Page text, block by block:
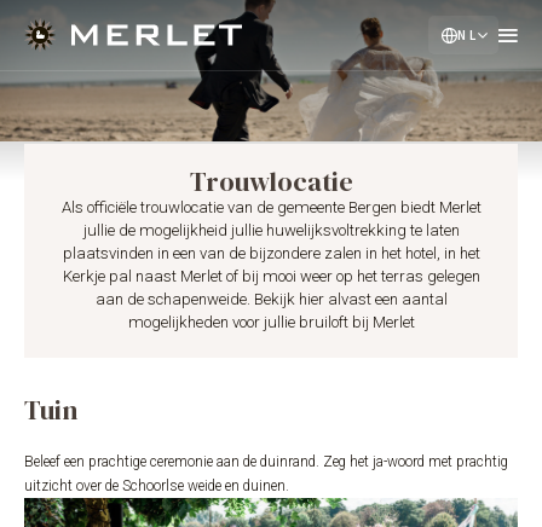
NL
EN
DE
Trouwlocatie
Als officiële trouwlocatie van de gemeente Bergen biedt Merlet
jullie de mogelijkheid jullie huwelijksvoltrekking te laten
plaatsvinden in een van de bijzondere zalen in het hotel, in het
Kerkje pal naast Merlet of bij mooi weer op het terras gelegen
aan de schapenweide. Bekijk hier alvast een aantal
mogelijkheden voor jullie bruiloft bij Merlet
Tuin
Beleef een prachtige ceremonie aan de duinrand. Zeg het ja-woord met prachtig
uitzicht over de Schoorlse weide en duinen.